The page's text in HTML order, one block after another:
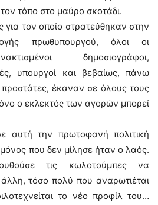
τον τόπο στο μαύρο σκοτάδι.
για τον οποίο στρατεύθηκαν στην
πρωθυπουργού, όλοι οι
δημοσιογράφοι,
υπουργοί και βεβαίως, πάνω
προστάτες, έκαναν σε όλους τους
ο εκλεκτός των αγορών μπορεί
αυτή την πρωτοφανή πολιτική
που δεν μίλησε ήταν ο λαός.
τις κωλοτούμπες να
άλλη, τόσο πολύ που αναρωτιέται
το νέο προφίλ του…